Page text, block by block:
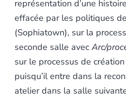
représentation d’une
effacée par les politiques
(Sophiatown), sur la
seconde salle avec Arc/
sur le processus de
puisqu’il entre dans la
atelier dans la salle